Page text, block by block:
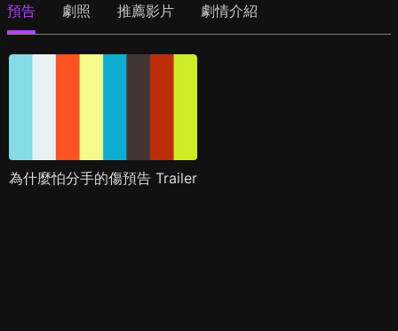
預告 劇照 推薦影片 劇情介紹
為什麼怕分手的傷預告 Trailer